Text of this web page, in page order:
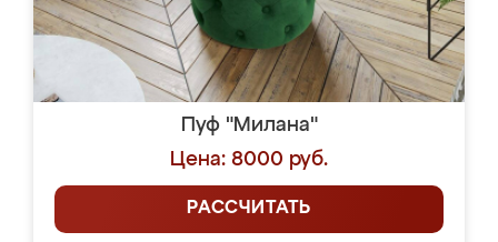
Пуф "Милана"
Цена: 8000 руб.
РАССЧИТАТЬ